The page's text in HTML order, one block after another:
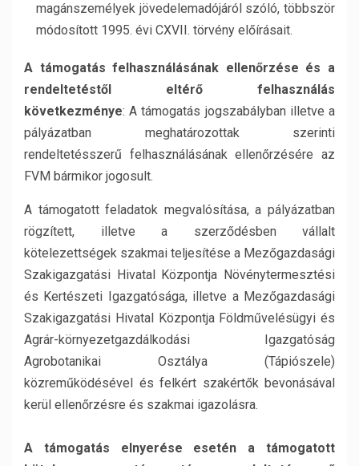
magánszemélyek jövedelemadójáról szóló, többször
módosított 1995. évi CXVII. törvény előírásait.
A támogatás felhasználásának ellenőrzése és a
rendeltetéstől eltérő felhasználás
következménye: A támogatás jogszabályban illetve a
pályázatban meghatározottak szerinti
rendeltetésszerű felhasználásának ellenőrzésére az
FVM bármikor jogosult.
A támogatott feladatok megvalósítása, a pályázatban
rögzített, illetve a szerződésben vállalt
kötelezettségek szakmai teljesítése a Mezőgazdasági
Szakigazgatási Hivatal Központja Növénytermesztési
és Kertészeti Igazgatósága, illetve a Mezőgazdasági
Szakigazgatási Hivatal Központja Földművelésügyi és
Agrár-környezetgazdálkodási Igazgatóság
Agrobotanikai Osztálya (Tápiószele)
közreműködésével és felkért szakértők bevonásával
kerül ellenőrzésre és szakmai igazolásra.
A támogatás elnyerése esetén a támogatott